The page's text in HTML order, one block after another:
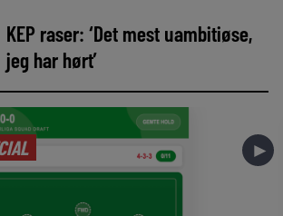
KEP raser: ‘Det mest uambitiøse,
jeg har hørt’
►